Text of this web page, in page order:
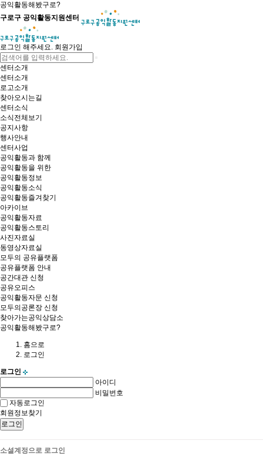
공익활동해봤구로?
구로구 공익활동지원센터
로그인 해주세요. 회원가입
센터소개
센터소개
로고소개
찾아오시는길
센터소식
소식전체보기
공지사항
행사안내
센터사업
공익활동과 함께
공익활동을 위한
공익활동정보
공익활동소식
공익활동즐겨찾기
아카이브
공익활동자료
공익활동스토리
사진자료실
동영상자료실
모두의 공유플랫폼
공유플랫폼 안내
공간대관 신청
공유오피스
공익활동자문 신청
모두의공론장 신청
찾아가는공익상담소
공익활동해봤구로?
홈으로
로그인
로그인
아이디
비밀번호
자동로그인
회원정보찾기
로그인
소셜계정으로 로그인